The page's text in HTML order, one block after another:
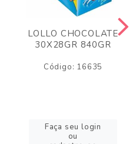
LOLLO CHOCOLATE
30X28GR 840GR
Código: 16635
Faça seu login
ou